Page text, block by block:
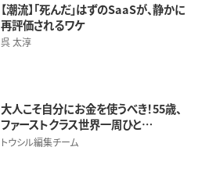
【潮流】「死んだ」はずのSaaSが、静かに
再評価されるワケ
呉 太淳
大人こそ自分にお金を使うべき！55歳、
ファーストクラス世界一周ひと…
トウシル編集チーム